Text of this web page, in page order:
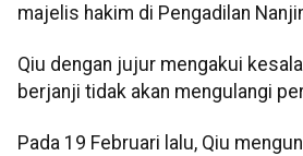
majelis hakim di Pengadilan
Qiu dengan jujur mengakui
berjanji tidak akan mengulangi
Pada 19 Februari lalu, Qiu